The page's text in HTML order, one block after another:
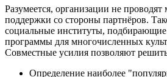
Разумеется, организации не проводят
поддержки со стороны партнёров.
социальные институты,
программы для многочисленных
Совместные усилия позволяют
Определение наиболее